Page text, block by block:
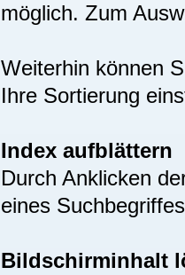
möglich. Zum
Weiterhin können
Ihre Sortierung
Index aufblättern
Durch Anklicken
eines
Bildschirminhalt